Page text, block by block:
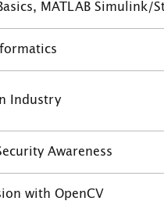
MATLAB Simulink/
Industry
Awareness
with OpenCV